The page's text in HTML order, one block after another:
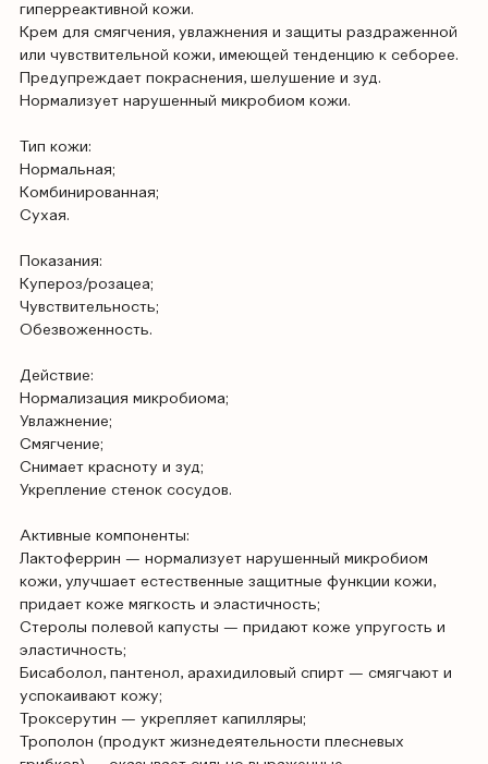
гиперреактивной кожи.
Крем для смягчения, увлажнения и защиты раздраженной
или чувствительной кожи, имеющей тенденцию к себорее.
Предупреждает покраснения, шелушение и зуд.
Нормализует нарушенный микробиом кожи.
Тип кожи:
Нормальная;
Комбинированная;
Сухая.
Показания:
Купероз/розацеа;
Чувствительность;
Обезвоженность.
Действие:
Нормализация микробиома;
Увлажнение;
Смягчение;
Снимает красноту и зуд;
Укрепление стенок сосудов.
Активные компоненты:
Лактоферрин — нормализует нарушенный микробиом
кожи, улучшает естественные защитные функции кожи,
придает коже мягкость и эластичность;
Стеролы полевой капусты — придают коже упругость и
эластичность;
Бисаболол, пантенол, арахидиловый спирт — смягчают и
успокаивают кожу;
Троксерутин — укрепляет капилляры;
Трополон (продукт жизнедеятельности плесневых